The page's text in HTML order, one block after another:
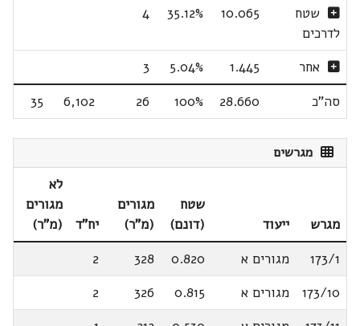
שטח
לדרכים
10.065
35.12%
4
אחר 1.445
5.04%
3
סה"כ
28.660
100%
26
6,102
35
מגרשים
מגרש ייעוד
שטח
(דונם)
מגורים
(מ"ר)
יח"ד
לא
מגורים
(מ"ר)
173/1
מגורים א 0.820
328
2
173/10
מגורים א 0.815
326
2